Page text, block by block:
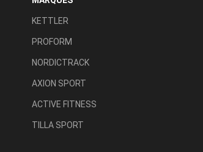
KETTLER
PROFORM
NORDICTRACK
AXION SPORT
ACTIVE FITNESS
TILLA SPORT